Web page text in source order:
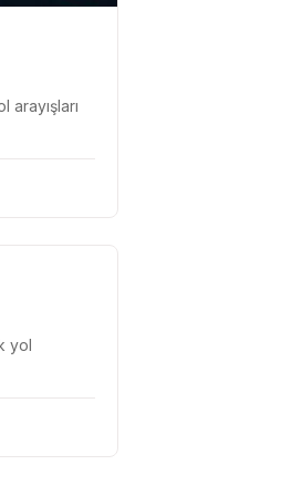
arayışları
yol